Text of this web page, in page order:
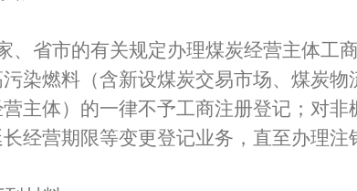
、省市的有关规定办理煤炭经营主体工
染燃料（含新设煤炭交易市场、煤炭物
主体）的一律不予工商注册登记；对非
经营期限等变更登记业务，直至办理注